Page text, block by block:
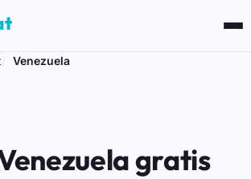
Venezuela
gratis